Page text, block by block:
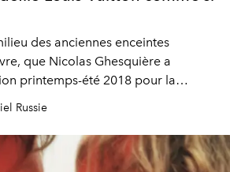
des anciennes enceintes
que Nicolas Ghesquière a
printemps-été 2018 pour la
Et à show exceptionnel, premier
Russie